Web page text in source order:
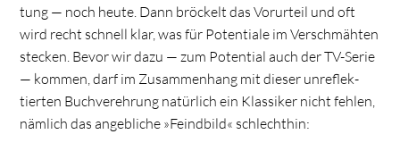
tung — noch heute. Dann brö­ckelt das Vor­ur­teil und oft
wird recht schnell klar, was für Poten­tiale im Ver­schmäh­ten
ste­cken. Bevor wir dazu — zum Poten­tial auch der TV-Serie
— kom­men, darf im Zusam­men­hang mit die­ser unre­flek­
tier­ten Buch­ver­eh­rung natür­lich ein Klas­si­ker nicht feh­len,
näm­lich das angeb­li­che »Feind­bild« schlechthin: